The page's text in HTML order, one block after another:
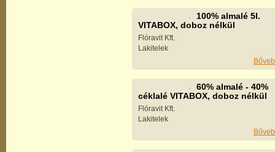
100% almalé 5l.
VITABOX, doboz nélkül
Flóravit Kft.
Lakitelek
60% almalé - 40%
céklalé VITABOX, doboz nélkül
Flóravit Kft.
Lakitelek